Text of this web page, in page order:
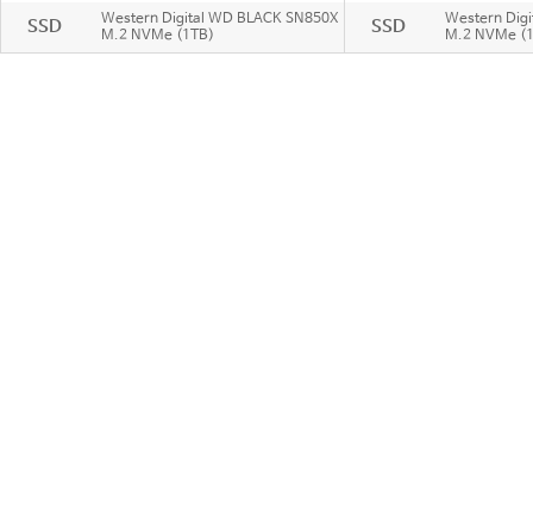
SSD
Western Digital WD BLACK SN850X
M.2 NVMe (1TB)
SSD
Western
M.2 NVMe